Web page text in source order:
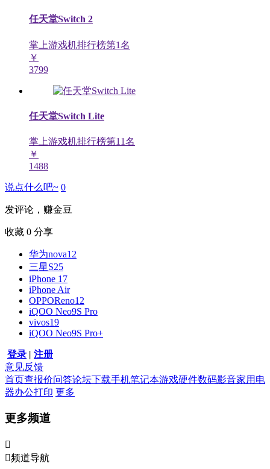
任天堂Switch 2
掌上游戏机排行榜第1名
￥
3799
任天堂Switch Lite
掌上游戏机排行榜第11名
￥
1488
说点什么吧~ 0
发评论，赚金豆
收藏 0 分享
华为nova12
三星S25
iPhone 17
iPhone Air
OPPOReno12
iQOO Neo9S Pro
vivos19
iQOO Neo9S Pro+
登录 | 注册
意见反馈
首页查报价问答论坛下载手机笔记本游戏硬件数码影音家用电
器办公打印 更多
更多频道

频道导航